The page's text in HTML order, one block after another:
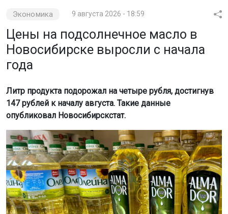
Экономика 9 августа 2026 - 18:59
Цены на подсолнечное масло в
Новосибирске выросли с начала
года
Литр продукта подорожал на четыре рубля, достигнув
147 рублей к началу августа. Такие данные
опубликовал Новосибирскстат.